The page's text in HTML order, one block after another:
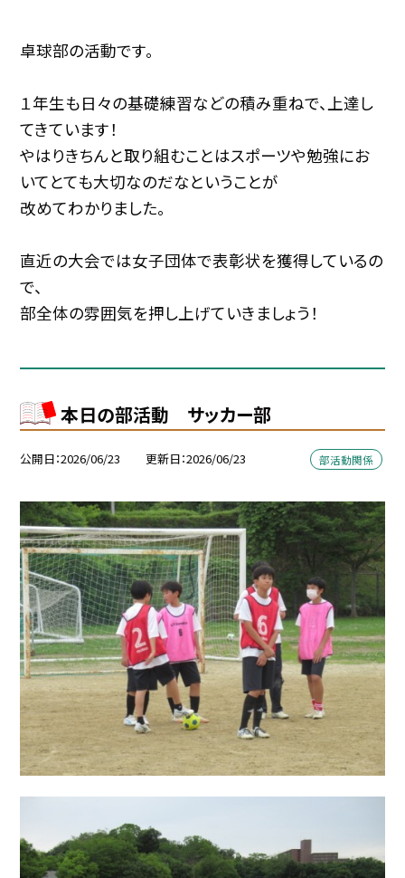
卓球部の活動です。
１年生も日々の基礎練習などの積み重ねで、上達し
てきています！
やはりきちんと取り組むことはスポーツや勉強にお
いてとても大切なのだなということが
改めてわかりました。
直近の大会では女子団体で表彰状を獲得しているの
で、
部全体の雰囲気を押し上げていきましょう！
本日の部活動 サッカー部
公開日 2026/06/23 更新日 2026/06/23 部活動関係